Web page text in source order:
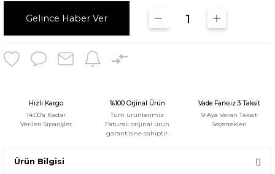
Gelince Haber Ver
Hızlı Kargo
14:00'a Kadar
Verilen Siparişler
%100 Orjinal Ürün
Tüm ürünlerimiz
Faturalı orijinal ürün
garantisine sahiptir.
Vade Farksız 3 Taksit
9 Aya Varan Taksit
Seçenekleri
Ürün Bilgisi